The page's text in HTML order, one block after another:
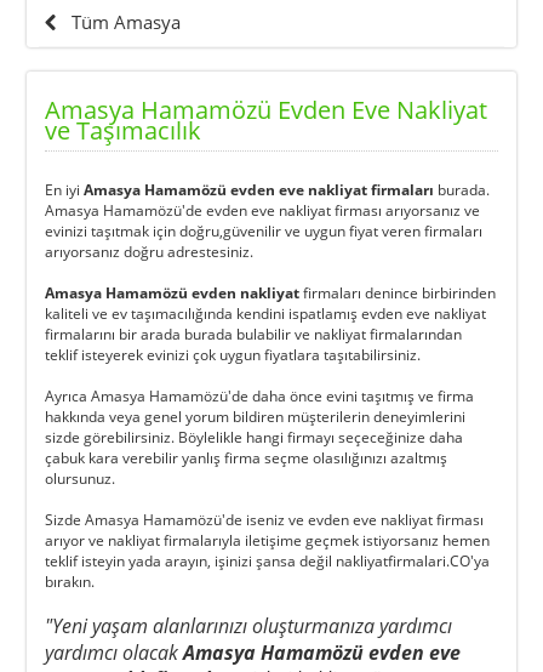
Tüm Amasya
Amasya Hamamözü Evden Eve Nakliyat
ve Taşımacılık
En iyiAmasya Hamamözü evden eve nakliyat firmaları burada.
Amasya Hamamözü'de evden eve nakliyat firması arıyorsanız ve
evinizi taşıtmak için doğru,güvenilir ve uygun fiyat veren firmaları
arıyorsanız doğru adrestesiniz.
Amasya Hamamözü evden nakliyatfirmaları denince birbirinden
kaliteli ve ev taşımacılığında kendini ispatlamış evden eve nakliyat
firmalarını bir arada burada bulabilir ve nakliyat firmalarından
teklif isteyerek evinizi çok uygun fiyatlara taşıtabilirsiniz.
Ayrıca Amasya Hamamözü'de daha önce evini taşıtmış ve firma
hakkında veya genel yorum bildiren müşterilerin deneyimlerini
sizde görebilirsiniz. Böylelikle hangi firmayı seçeceğinize daha
çabuk kara verebilir yanlış firma seçme olasılığınızı azaltmış
olursunuz.
Sizde Amasya Hamamözü'de iseniz ve evden eve nakliyat firması
arıyor ve nakliyat firmalarıyla iletişime geçmek istiyorsanız hemen
teklif isteyin yada arayın, işinizi şansa değil nakliyatfirmalari.CO'ya
bırakın.
"Yeni yaşam alanlarınızı oluşturmanıza yardımcı
yardımcı olacakAmasya Hamamözü evden eve